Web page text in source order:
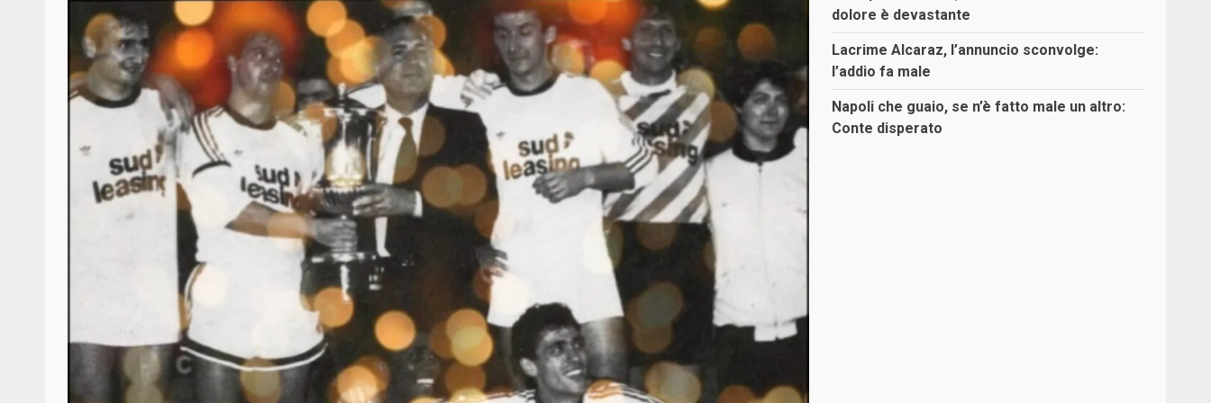
dolore è devastante
Lacrime Alcaraz, l’annuncio sconvolge:
l’addio fa male
Napoli che guaio, se n’è fatto male un altro:
Conte disperato